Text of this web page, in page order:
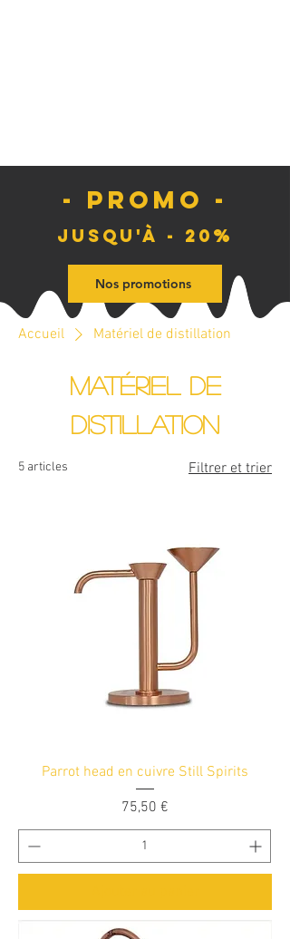
- PROMO -
Jusqu'à - 20%
Nos promotions
Accueil Matériel de distillation
Matériel de
distillation
5 articles Filtrer et trier
Parrot head en cuivre Still Spirits
Prix
75,50 €